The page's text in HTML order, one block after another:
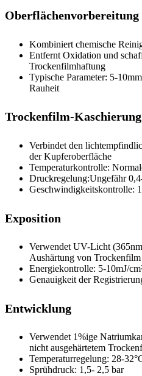
Oberflächenvorbereitung
Kombiniert chemische
Entfernt Oxidation und
Trockenfilmhaftung
Typische Parameter: 5-
Rauheit
Trockenfilm-Kaschierung
Verbindet den
der Kupferoberfläche
Temperaturkontrolle:
Druckregelung:Ungefähr
Geschwindigkeitskontrolle:
Exposition
Verwendet UV-Licht
Aushärtung von
Energiekontrolle: 5-10mJ/
Genauigkeit der
Entwicklung
Verwendet 1%ige
nicht ausgehärtetem
Temperaturregelung: 28-
Sprühdruck: 1,5- 2,5 bar